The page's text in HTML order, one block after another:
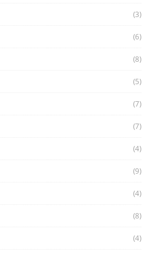
(3)
(6)
(8)
(5)
(7)
(7)
(4)
(9)
(4)
(8)
(4)